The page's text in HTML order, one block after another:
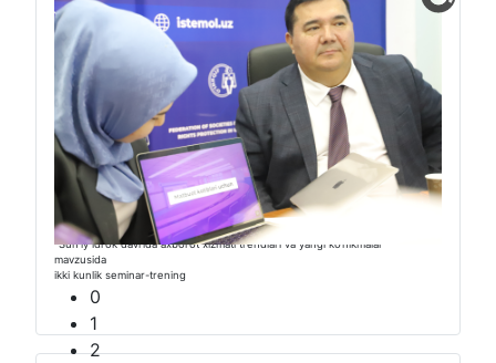
“Sunʼiy idrok davrida axborot xizmati trendlari va yangi ko‘nikmalar”
mavzusida
ikki kunlik seminar-trening
0
1
2